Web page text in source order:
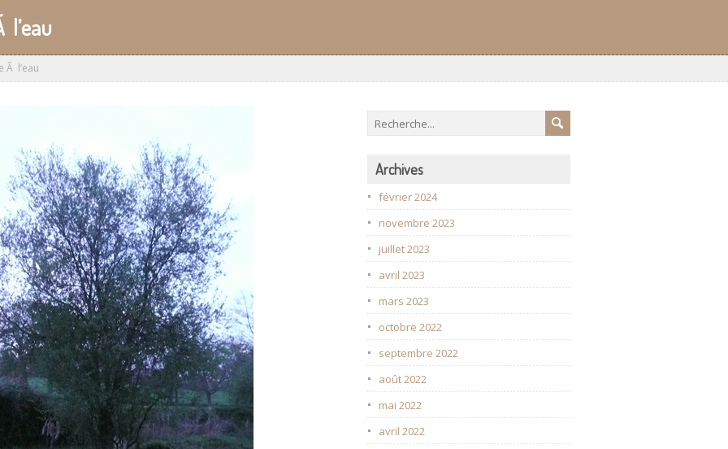
l’eau
Ã l’eau
Archives
février 2024
novembre 2023
juillet 2023
avril 2023
mars 2023
octobre 2022
septembre 2022
août 2022
mai 2022
avril 2022